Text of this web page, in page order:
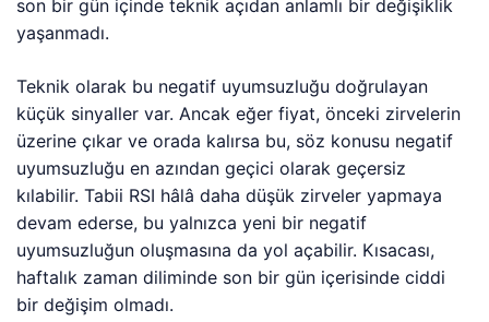
son bir gün içinde teknik açıdan anlamlı bir değişiklik
yaşanmadı.
Teknik olarak bu negatif uyumsuzluğu doğrulayan
küçük sinyaller var. Ancak eğer fiyat, önceki zirvelerin
üzerine çıkar ve orada kalırsa bu, söz konusu negatif
uyumsuzluğu en azından geçici olarak geçersiz
kılabilir. Tabii RSI hâlâ daha düşük zirveler yapmaya
devam ederse, bu yalnızca yeni bir negatif
uyumsuzluğun oluşmasına da yol açabilir. Kısacası,
haftalık zaman diliminde son bir gün içerisinde ciddi
bir değişim olmadı.